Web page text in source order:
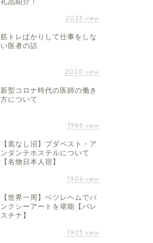
礼品紹介！
2023 view
筋トレばかりして仕事をしな
い医者の話
2020 view
新型コロナ時代の医師の働き
方について
1986 view
【底なし沼】ブダペスト・ア
ンダンテホステルについて
【名物日本人宿】
1906 view
【世界一周】ベツレヘムでバ
ンクシーアートを堪能【パレ
スチナ】
1903 view